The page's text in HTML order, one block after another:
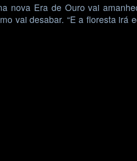
nova Era de Ouro vai
vai desabar. “E a floresta